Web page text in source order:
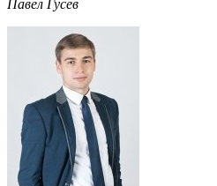
Павел Гусев